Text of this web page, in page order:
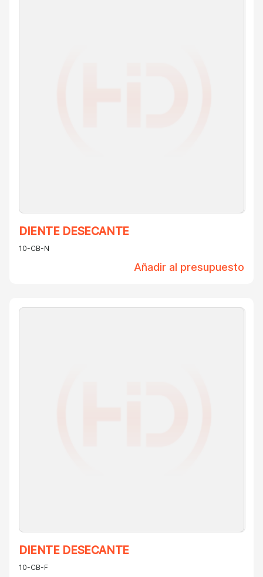
DIENTE DESECANTE
10-CB-N
Añadir al presupuesto
DIENTE DESECANTE
10-CB-F